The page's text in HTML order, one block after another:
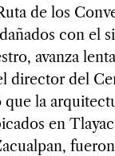
de los
con el
avanza
director del
que la
en